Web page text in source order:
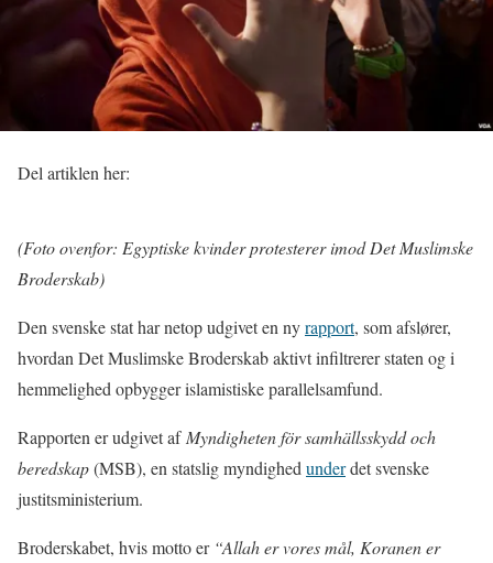
Del artiklen her:
(Foto ovenfor: Egyptiske kvinder protesterer imod Det Muslimske
Broderskab)
Den svenske stat har netop udgivet en nyrapport, som afslører,
hvordan Det Muslimske Broderskab aktivt infiltrerer staten og i
hemmelighed opbygger islamistiske parallelsamfund.
Rapporten er udgivet af Myndigheten för samhällsskydd och
beredskap(MSB), en statslig myndighed underdet svenske
justitsministerium.
Broderskabet, hvis motto er “Allah er vores mål, Koranen er